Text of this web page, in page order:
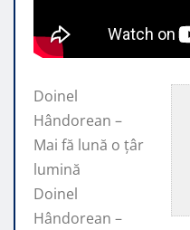
Doinel
Hândorean –
Mai fă lună o țâr
lumină
Doinel
Hândorean –